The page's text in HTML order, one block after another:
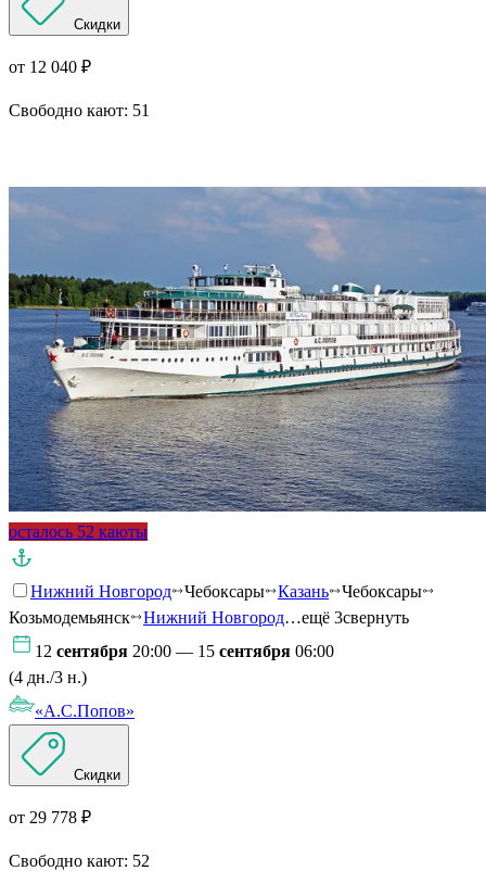
Скидки
от 12 040 ₽
Свободно кают: 51
осталось 52 каюты
Нижний Новгород Чебоксары Казань
Чебоксары
Козьмодемьянск
Нижний Новгород…ещё 3свернуть
12 сентября 20:00 — 15 сентября 06:00
(4 дн./3 н.)
«А.С.Попов»
Скидки
от 29 778 ₽
Свободно кают: 52